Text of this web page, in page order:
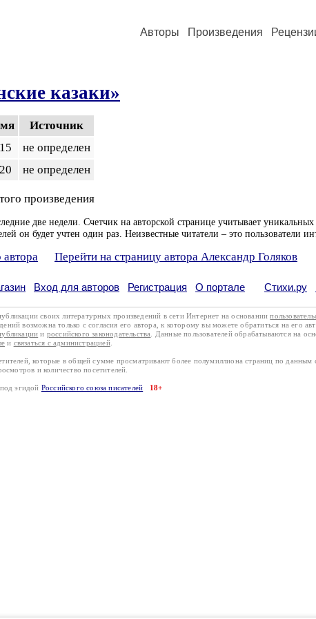
Авторы Произведения
казаки»
Источник
не определен
не определен
произведения
две недели. Счетчик на авторской странице учитывает
он будет учтен один раз. Неизвестные читатели – это пользователи
автора Перейти на страницу автора Александр Голяков
Вход для авторов Регистрация О портале Стихи.ру
своих литературных произведений в сети Интернет на основании
возможна только с согласия его автора, к которому вы можете обратиться на его
и российского законодательства . Данные пользователей обрабатываются на
и связаться с администрацией.
которые в общей сумме просматривают более полумиллиона страниц по
и количество посетителей.
эгидой Российского союза писателей 18+